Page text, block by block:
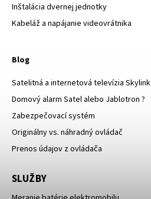
Inštalácia dvernej jednotky
Kabeláž a napájanie videovrátnika
Blog
Satelitná a internetová televízia Skylink
Domový alarm Satel alebo Jablotron ?
Zabezpečovací systém
Originálny vs. náhradný ovládač
Prenos údajov z ovládača
SLUŽBY